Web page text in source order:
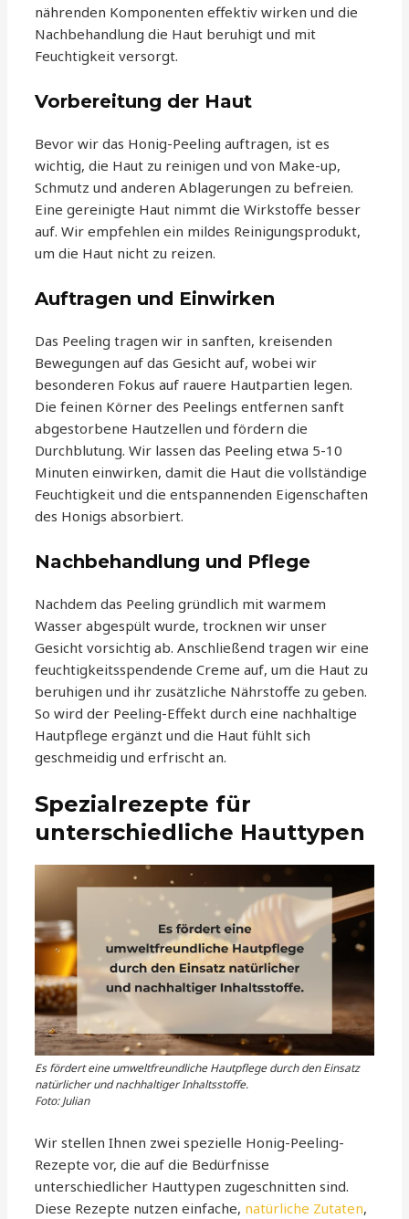
nährenden Komponenten effektiv wirken und die
Nachbehandlung die Haut beruhigt und mit
Feuchtigkeit versorgt.
Vorbereitung der Haut
Bevor wir das Honig-Peeling auftragen, ist es
wichtig, die Haut zu reinigen und von Make-up,
Schmutz und anderen Ablagerungen zu befreien.
Eine gereinigte Haut nimmt die Wirkstoffe besser
auf. Wir empfehlen ein mildes Reinigungsprodukt,
um die Haut nicht zu reizen.
Auftragen und Einwirken
Das Peeling tragen wir in sanften, kreisenden
Bewegungen auf das Gesicht auf, wobei wir
besonderen Fokus auf rauere Hautpartien legen.
Die feinen Körner des Peelings entfernen sanft
abgestorbene Hautzellen und fördern die
Durchblutung. Wir lassen das Peeling etwa 5-10
Minuten einwirken, damit die Haut die vollständige
Feuchtigkeit und die entspannenden Eigenschaften
des Honigs absorbiert.
Nachbehandlung und Pflege
Nachdem das Peeling gründlich mit warmem
Wasser abgespült wurde, trocknen wir unser
Gesicht vorsichtig ab. Anschließend tragen wir eine
feuchtigkeitsspendende Creme auf, um die Haut zu
beruhigen und ihr zusätzliche Nährstoffe zu geben.
So wird der Peeling-Effekt durch eine nachhaltige
Hautpflege ergänzt und die Haut fühlt sich
geschmeidig und erfrischt an.
Spezialrezepte für
unterschiedliche Hauttypen
Es fördert eine umweltfreundliche Hautpflege durch den Einsatz
natürlicher und nachhaltiger Inhaltsstoffe.
Foto: Julian
Wir stellen Ihnen zwei spezielle Honig-Peeling-
Rezepte vor, die auf die Bedürfnisse
unterschiedlicher Hauttypen zugeschnitten sind.
Diese Rezepte nutzen einfache, natürliche Zutaten,